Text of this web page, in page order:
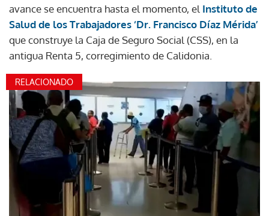
avance se encuentra hasta el momento, el Instituto de
Salud de los Trabajadores ‘Dr. Francisco Díaz Mérida’
que construye la Caja de Seguro Social (CSS), en la
antigua Renta 5, corregimiento de Calidonia.
RELACIONADO